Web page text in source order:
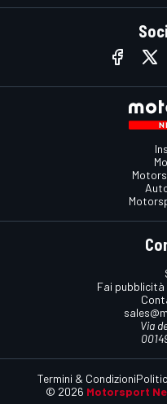
Fai
Via
© 2026 Motorsport
Termini & Condizioni